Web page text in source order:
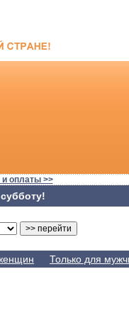
и оплаты >>
Только для